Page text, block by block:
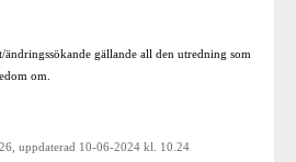
ändringssökande gällande all den utredning som
om.
uppdaterad 10-06-2024 kl. 10.24